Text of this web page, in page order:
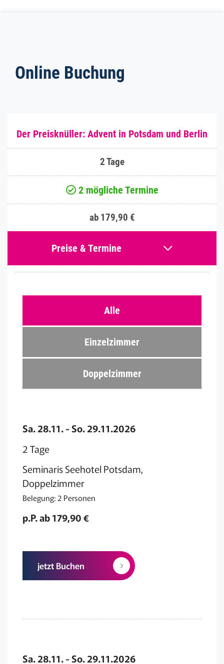
Online Buchung
Der Preisknüller: Advent in Potsdam und Berlin
2 Tage
2 mögliche Termine
ab 179,90 €
Preise & Termine
Alle
Einzelzimmer
Doppelzimmer
Sa. 28.11. - So. 29.11.2026
2 Tage
Seminaris Seehotel Potsdam,
Doppelzimmer
Belegung: 2 Personen
p.P. ab 179,90 €
jetzt Buchen
Sa. 28.11. - So. 29.11.2026